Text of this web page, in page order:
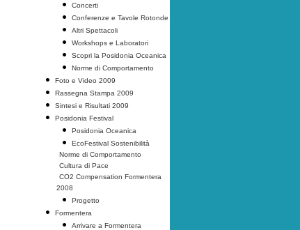
Concerti
Conferenze e Tavole Rotonde
Altri Spettacoli
Workshops e Laboratori
Scopri la Posidonia Oceanica
Norme di Comportamento
Foto e Video 2009
Rassegna Stampa 2009
Sintesi e Risultati 2009
Posidonia Festival
Posidonia Oceanica
EcoFestival Sostenibilità
Norme di Comportamento
Cultura di Pace
CO2 Compensation Formentera
2008
Progetto
Formentera
Arrivare a Formentera